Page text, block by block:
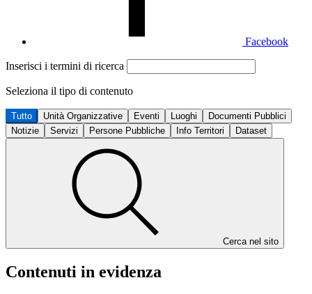
Facebook
Inserisci i termini di ricerca
Seleziona il tipo di contenuto
Tutto Unità Organizzative Eventi Luoghi
Documenti Pubblici
Notizie
Servizi Persone Pubbliche Info Territori Dataset
Cerca nel sito
Contenuti in evidenza